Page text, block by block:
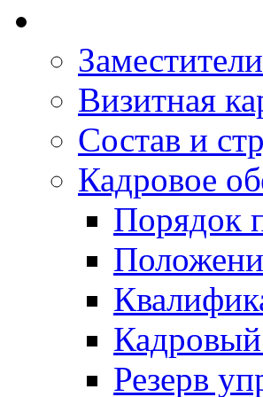
Визитная
Состав и
Кадровое
Порядок
Кадровый
Резерв